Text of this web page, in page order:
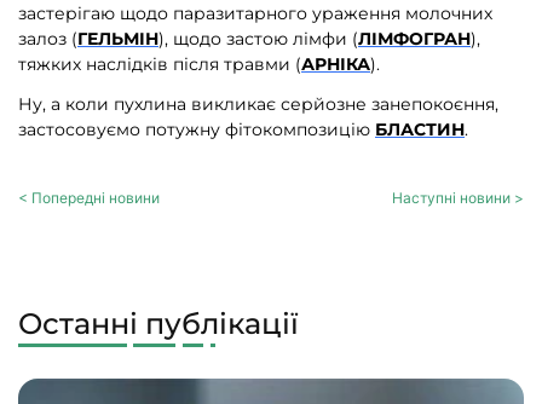
застерігаю щодо паразитарного ураження молочних
залоз (ГЕЛЬМІН), щодо застою лімфи (ЛІМФОГРАН),
тяжких наслідків після травми (АРНІКА).
Ну, а коли пухлина викликає серйозне занепокоєння,
застосовуємо потужну фітокомпозицію БЛАСТИН.
< Попередні новини Наступні новини >
Останні публікації